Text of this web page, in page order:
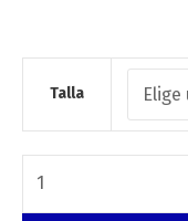
Talla